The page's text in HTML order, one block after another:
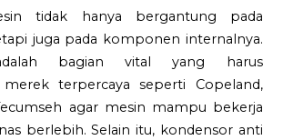
tidak hanya bergantung pada
juga pada komponen internalnya.
bagian vital yang harus
terpercaya seperti Copeland,
agar mesin mampu bekerja
berlebih. Selain itu, kondensor anti